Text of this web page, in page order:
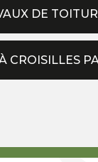
DE
CROISILLES